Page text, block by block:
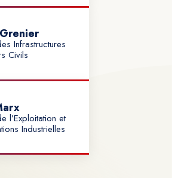
Infrastructures
Civils
l’Exploitation et
Industrielles